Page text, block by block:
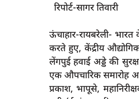
रिपोर्ट-सागर तिवारी
ऊंचाहार-रायबरेली-
करते हुए, केंद्रीय
लेंगपुई हवाई अड्डे की
एक औपचारिक समारोह
प्रकाश, भापूसे,